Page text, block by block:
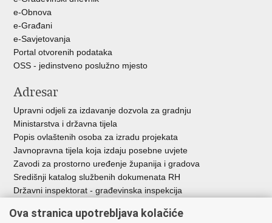
e-Obnova
e-Građani
e-Savjetovanja
Portal otvorenih podataka
OSS - jedinstveno poslužno mjesto
Adresar
Upravni odjeli za izdavanje dozvola za gradnju
Ministarstva i državna tijela
Popis ovlaštenih osoba za izradu projekata
Javnopravna tijela koja izdaju posebne uvjete
Zavodi za prostorno uređenje županija i gradova
Središnji katalog službenih dokumenata RH
Državni inspektorat - građevinska inspekcija
Ova stranica upotrebljava kolačiće